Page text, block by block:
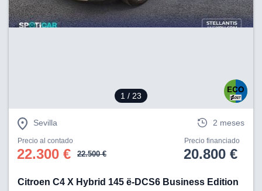
1 / 23
Sevilla 2 meses
Precio al contado
22.300 € 22.500 €
Precio financiado
20.800 €
Citroen C4 X Hybrid 145 ë-DCS6 Business Edition